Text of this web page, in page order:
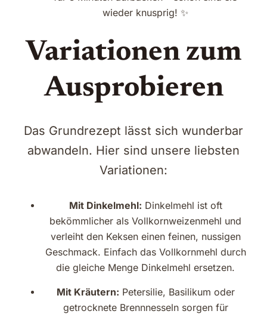
wieder knusprig! ✨
Variationen zum
Ausprobieren
Das Grundrezept lässt sich wunderbar
abwandeln. Hier sind unsere liebsten
Variationen:
Mit Dinkelmehl: Dinkelmehl ist oft
bekömmlicher als Vollkornweizenmehl und
verleiht den Keksen einen feinen, nussigen
Geschmack. Einfach das Vollkornmehl durch
die gleiche Menge Dinkelmehl ersetzen.
Mit Kräutern: Petersilie, Basilikum oder
getrocknete Brennnesseln sorgen für